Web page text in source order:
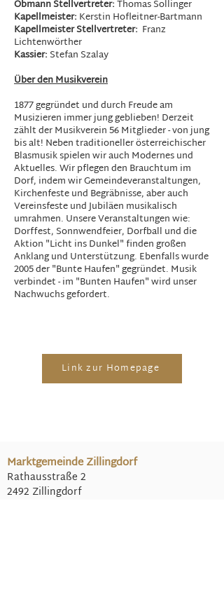
Obmann Stellvertreter:Thomas Sollinger
Kapellmeister: Kerstin Hofleitner-Bartmann
Kapellmeister Stellvertreter: Franz
Lichtenwörther
Kassier: Stefan Szalay
Über den Musikverein
1877 gegründet und durch Freude am
Musizieren immer jung geblieben! Derzeit
zählt der Musikverein 56 Mitglieder - von jung
bis alt! Neben traditioneller österreichischer
Blasmusik spielen wir auch Modernes und
Aktuelles. Wir pflegen den Brauchtum im
Dorf, indem wir Gemeindeveranstaltungen,
Kirchenfeste und Begräbnisse, aber auch
Vereinsfeste und Jubiläen musikalisch
umrahmen. Unsere Veranstaltungen wie:
Dorffest, Sonnwendfeier, Dorfball und die
Aktion "Licht ins Dunkel" finden großen
Anklang und Unterstützung. Ebenfalls wurde
2005 der "Bunte Haufen" gegründet. Musik
verbindet - im "Bunten Haufen" wird unser
Nachwuchs gefordert.
Link zur Homepage
Marktgemeinde Zillingdorf
Rathausstraße 2
2492 Zillingdorf